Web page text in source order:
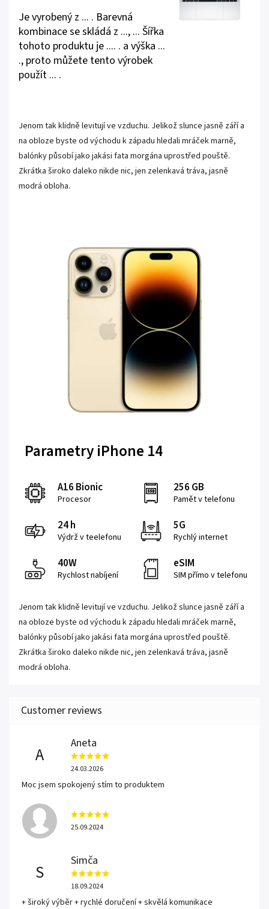
Je vyrobený z ... . Barevná
kombinace se skládá z ..., ... Šířka
tohoto produktu je .... . a výška ...
., proto můžete tento výrobek
použít ... .
Jenom tak klidně levitují ve vzduchu. Jelikož slunce jasně září a
na obloze byste od východu k západu hledali mráček marně,
balónky působí jako jakási fata morgána uprostřed pouště.
Zkrátka široko daleko nikde nic, jen zelenkavá tráva, jasně
modrá obloha.
Parametry iPhone 14
A16 Bionic
Procesor
256 GB
Pamět v telefonu
24 h
Výdrž v teelefonu
5G
Rychlý internet
40W
Rychlost nabíjení
eSIM
SIM přímo v telefonu
Jenom tak klidně levitují ve vzduchu. Jelikož slunce jasně září a
na obloze byste od východu k západu hledali mráček marně,
balónky působí jako jakási fata morgána uprostřed pouště.
Zkrátka široko daleko nikde nic, jen zelenkavá tráva, jasně
modrá obloha.
A
Aneta
24.03.2026
Moc jsem spokojený stím to produktem
25.09.2024
S
Simča
18.09.2024
+ široký výběr + rychlé doručení + skvělá komunikace